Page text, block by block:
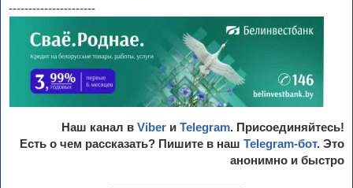
----------------------
Наш канал в Viber и Telegram. Присоединяйтесь!
Есть о чем рассказать? Пишите в наш Telegram-бот. Это
анонимно и быстро